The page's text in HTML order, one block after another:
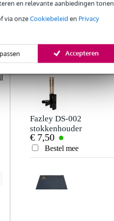
en relevante aanbiedingen tonen.
via onzeCookiebeleid en Privacy
Accepteren
€ 1,93
Bestel mee
Fazley DS-002
stokkenhouder
€ 7,50
Bestel mee